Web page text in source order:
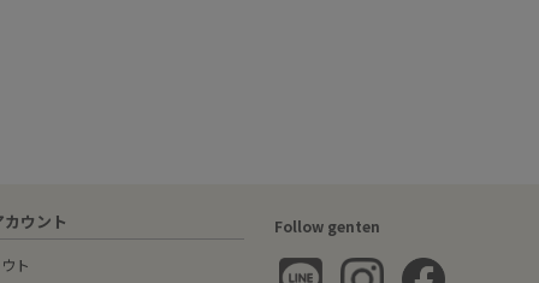
ウント
ト
Follow genten